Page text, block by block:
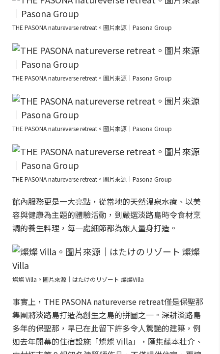
THE PASONA natureverse retreat。圖片來源｜Pasona Group
THE PASONA natureverse retreat。圖片來源｜Pasona Group
THE PASONA natureverse retreat。圖片來源｜Pasona Group
THE PASONA natureverse retreat。圖片來源｜Pasona Group
館內服務更是一大亮點，從當地的天然溫泉水療、以美
容與健康為主題的體驗活動，到嚴選淡路島時令食材烹
調的養生料理，每一處細節都為旅人量身打造。
燦燦 Villa。圖片來源｜はたけのリゾート 燦燦Villa
事實上，THE PASONA natureverse retreat僅是保聖那
集團將淡路島打造為創生之島的拼圖之一。深耕淡路島
多年的保聖那，早已在此留下許多令人驚艷的建築，例
如去年開幕的住宿設施「燦燦 Villa」，匯集藤本壯介、